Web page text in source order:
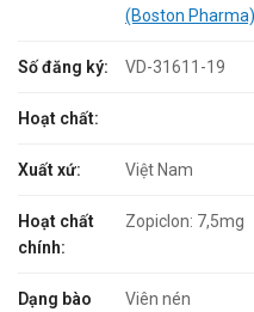
(Boston Pharma)
Số đăng ký: VD-31611-19
Hoạt chất:
Xuất xứ: Việt Nam
Hoạt chất
chính:
Zopiclon: 7,5mg
Dạng bào
Viên nén